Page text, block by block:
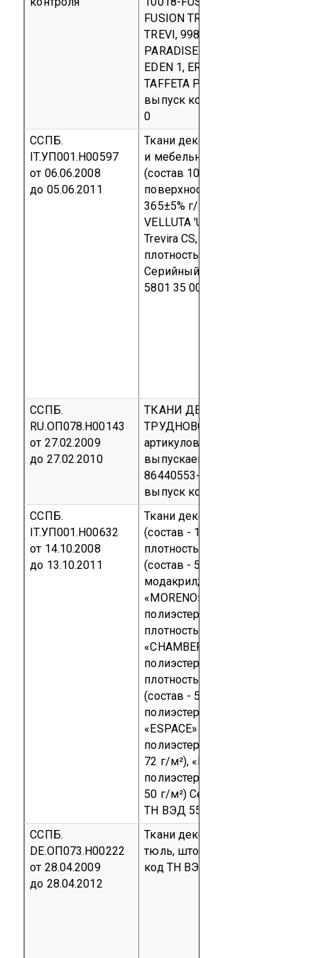
FUSION TREVI, 10015-LODGE 2
TREVI, 9980-LODGE TREVI,
PARADISE 170, 10011-PARADISE
EDEN 1, ERIS 1001 TREVI, 07779-
TAFFETA PLAIN TREVI
выпуск код ТН ВЭД 5512 19
0
ССПБ.
IT.УП001.Н00597
от 06.06.2008
до 05.06.2011
Ткани декоративные
и мебельные артикулы ELBA 'S'
(состав 100% PL FR Trevira CS,
поверхностная плотность
365±5% г/м²);
VELLUTA 'U' (состав 100% PL FR
Trevira CS, поверхностная
плотность 500±10% г/м²)
Серийный выпуск
5801 35 000 0
ССПБ.
RU.ОП078.Н00143
от 27.02.2009
до 27.02.2010
ТКАНИ ДЕКОРАТИВНЫЕ
ТРУДНОВОСПЛАМЕНЯЕМЫЕ
артикулов Firex Б, Firex C,
выпускаемые по ТУ 8384-001-
86440553-2008
выпуск код ОКП 83 8462
ССПБ.
IT.УП001.Н00632
от 14.10.2008
до 13.10.2011
Ткани декоративные:
(состав - 100% полиэстер F.R.;
плотность 260 г/м²),
(состав - 52% полиэстер, 48%
модакрил; плотность 250 г/м²),
«MORENO» (состав - 60%
полиэстер F.R., 40% полиэстер;
плотность 200 г/м²),
«CHAMBERY» (состав - 55%
полиэстер F.R., 45% полиэстер;
плотность 167 г/м²),
(состав - 57% полиэстер F.R.,
полиэстер; плотность 96 г/м²),
«ESPACE» (состав - 100%
полиэстер Trevira CS; плотность
72 г/м²), «DELAY» (состав - 100%
полиэстер Trevira CS; плотность
50 г/м²)Серийный выпуск
ТН ВЭД 5515
ССПБ.
DE.ОП073.Н00222
от 28.04.2009
до 28.04.2012
Ткани декоративные: гардины,
тюль, шторы
код ТН ВЭД 5407 00 000 0